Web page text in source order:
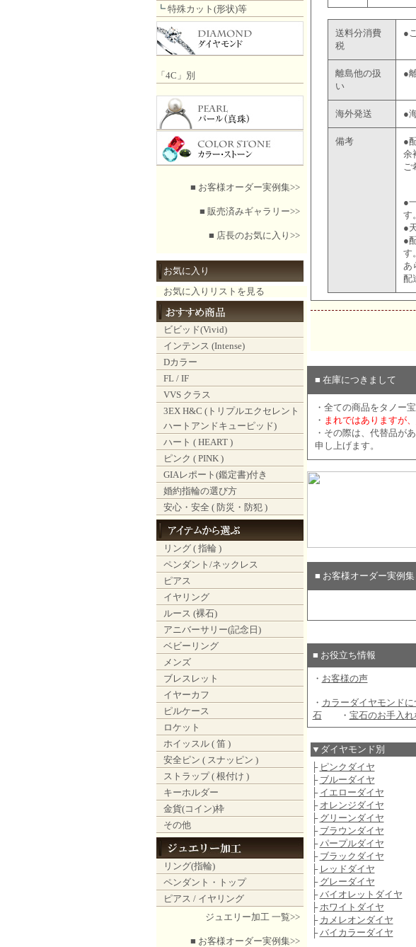
┗ 特殊カット(形状)等
「4C」別
■ お客様オーダー実例集>>
■ 販売済みギャラリー>>
■ 店長のお気に入り>>
お気に入り
お気に入りリストを見る
ビビッド(Vivid)
インテンス (Intense)
Dカラー
FL / IF
VVS クラス
3EX H&C (トリプルエクセレント
ハートアンドキューピッド)
ハート ( HEART )
ピンク ( PINK )
GIAレポート(鑑定書)付き
婚約指輪の選び方
安心・安全 ( 防災・防犯 )
リング ( 指輪 )
ペンダント/ネックレス
ピアス
イヤリング
ルース (裸石)
アニバーサリー(記念日)
ベビーリング
メンズ
ブレスレット
イヤーカフ
ピルケース
ロケット
ホイッスル ( 笛 )
安全ピン ( スナッピン )
ストラップ ( 根付け )
キーホルダー
金貨(コイン)枠
その他
リング(指輪)
ペンダント・トップ
ピアス / イヤリング
ジュエリー加工 一覧>>
■ お客様オーダー実例集>>
送料分消費
税
●
離島他の扱
い
●
海外発送 ●
備考
●
余
ご
●
す。
●
●
す。
あ
配
■ 在庫につきまして
・全ての商品をタノー
・ まれではありますが
・その際は、代替品が
申し上げます。
■ お客様オーダー実例集
■ お役立ち情報
・ お客様の声
・ カラーダイヤモンドに
石・ 宝石のお手入れ
▼ダイヤモンド別
├ ピンクダイヤ
├ ブルーダイヤ
├ イエローダイヤ
├ オレンジダイヤ
├ グリーンダイヤ
├ ブラウンダイヤ
├パープルダイヤ
├ ブラックダイヤ
├ レッドダイヤ
├ グレーダイヤ
├バイオレットダイヤ
├ホワイトダイヤ
├ カメレオンダイヤ
├バイカラーダイヤ